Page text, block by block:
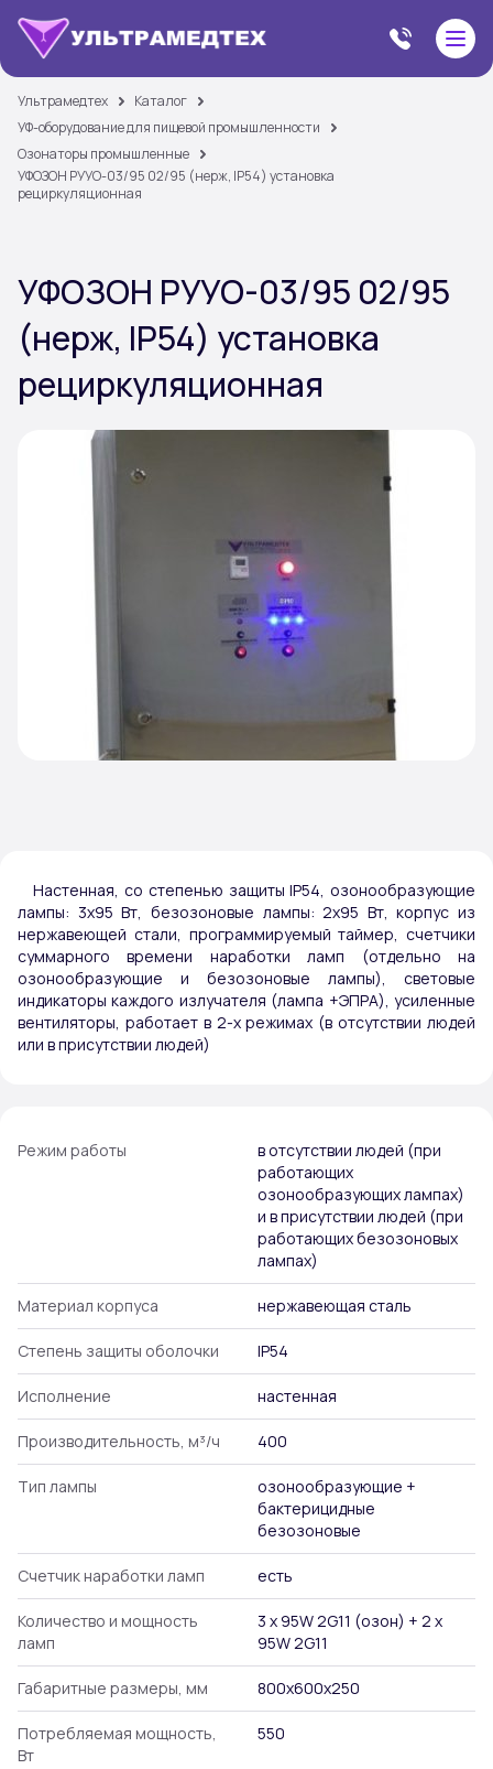
Ультрамедтех
Каталог
УФ-оборудование для пищевой промышленности
Озонаторы промышленные
УФОЗОН РУУО-03/95 02/95 (нерж, IP54) установка
рециркуляционная
УФОЗОН РУУО-03/95 02/95
(нерж, IP54) установка
рециркуляционная
Настенная, со степенью защиты IP54, озонообразующие
лампы: 3х95 Вт, безозоновые лампы: 2х95 Вт, корпус из
нержавеющей стали, программируемый таймер, счетчики
суммарного времени наработки ламп (отдельно на
озонообразующие и безозоновые лампы), световые
индикаторы каждого излучателя (лампа +ЭПРА), усиленные
вентиляторы, работает в 2-х режимах (в отсутствии людей
или в присутствии людей)
Режим работы
в отсутствии людей (при
работающих
озонообразующих лампах)
и в присутствии людей (при
работающих безозоновых
лампах)
Материал корпуса нержавеющая сталь
Степень защиты оболочки IP54
Исполнение настенная
Производительность, м³/ч 400
Тип лампы
озонообразующие +
бактерицидные
безозоновые
Счетчик наработки ламп есть
Количество и мощность
ламп
3 х 95W 2G11 (озон) + 2 х
95W 2G11
Габаритные размеры, мм 800х600х250
Потребляемая мощность,
Вт
550